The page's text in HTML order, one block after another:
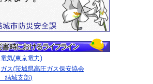
電気(東京電力)
ガス(茨城県高圧ガス保安協会
結城支部)